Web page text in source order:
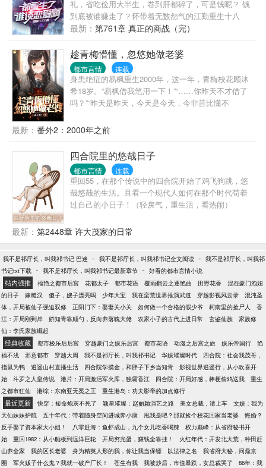
礼，省吃俭用大半生，卷到肝都碎了，可是钱呢？ 钱
到底被谁赚走了？怀带着无数怨气的江勤重生十八
岁，睁开眼的唯一念头就是创业搞钱。 第一步，先把
送出去的情书抢回来，翻个面，在校花惊愕的眼神中
写下三行字：打什么都不能打工，能傍富婆就傍富
婆。 钱没了可以再赚，但良心没了赚的更多！社畜，
永不为奴！至于恋爱？ 那玩意儿狗都不谈！
最新： 第761章 真正的商战（完）
趁青梅懵懂，忽悠她做老婆
都市言情 连载
身患绝症的易枫重生2000年，这一年，青梅校花顾沐
希18岁。“易枫借我笔用一下！”“……你昨天不才借了
吗？”“昨天是昨天，今天是今天，今非昔比懂不
我用一下！”“……干啥撕我的？你没有？”“我有啊，但
撕你的，我不心疼。”“……你好有逻辑啊！算了，给你
给你。”“易枫……”“……你又想借什么？我啥都没了
啊！”“哼，借你的手过来一下！”“……干嘛？！”“没什
么，我就想牵一下男朋友的手。”“嗯？？？”这是一对
青梅竹马双向奔赴，互相社死的恋爱日常，满满狗
粮，不狗血，不虐恋，欢迎入坑~
最新： 番外2：2000年之前
四合院里的悠哉日子
都市言情 连载
重回55，在那个传说中的四合院开始了鸡飞狗跳，悠
哉悠哉的生活。且看一个现代人如何在那个时代苟着
过自己的小日子！（轻戾气，重生活，看热闹）
最新： 第2448章 许大茂家的日常
我不是祁厅长，叫我祁书记 巴迷 - 我不是祁厅长，叫我祁书记全文阅读 - 我不是祁厅长，叫我祁
书记txt下载 - 我不是祁厅长，叫我祁书记最新章节 - 好看的都市言情小说
站内强推 福艳之都市后宫 花都太子 都市花语 覆雨翻云之逐艳曲 田野花香
混在豪门泡妞
的日子
嫁糙汉 傻子，嫂子漂亮吗 少年大宝 我在蛮荒世界推演武道 穿越影视风云录
混沌圣
体，开局被仙子强迫双修
正阳门下：娶妻关小关 如何做一个合格的假少爷 柯南里的捡尸人
香
江：开局刚到岸
娇知青靠颠勺，反向养落魄大佬 农家小子的古代上进日常 玄鉴仙族
家族修
仙：李氏家族崛起
经典收藏 都市极乐后后宫 穿越豪门之娱乐后宫 都市花语 动漫之后宫之旅 娱乐帝国行
艳
福不浅
邪意都市 穿越大周 我不是祁厅长，叫我祁书记 华娱璀璨时代
四合院：社会我茂哥，
指鼠为鸭
逍遥山村直播生活 四合院学摸金，和胖子下乡当知青
影视世界逍遥行，从小欢喜开
始
斗罗之人皇传说 港片：开局激活军火库，独霸香江 四合院：开局好感，棒梗偷鸡送我
重生
之都市狂仙
港综：东南亚无冕之王 重生港岛：功夫影帝的加点修行
最近更新 快穿：短命炮灰不死了 颖星璀璨：赵丽颖演艺之路 美女总裁，请上车
文娱：我为
天仙妹妹护航
五十年代：带着随身空间进城奔小康 甩我是吧？那就捡个校花回家当老婆
悔婚？
反手娶了资本家大小姐！
八零赶海：鱼虾成山，九个女儿吃香喝辣
权力巅峰：从省府秘书开
始
重回1982：从小舢板到远洋巨轮 开局穷光蛋，赚钱全靠挂！
火红年代：开发北大荒，种田赶
山养全家
我的区长老婆 身为精英人形的我，你让我当保镖 以法律之名
我省府大秘，问鼎京
圈
军火贩子什么鬼？我就一破产厂长！ 苍生有我 我被炒后，市值暴跌，女总裁哭了
86年：我